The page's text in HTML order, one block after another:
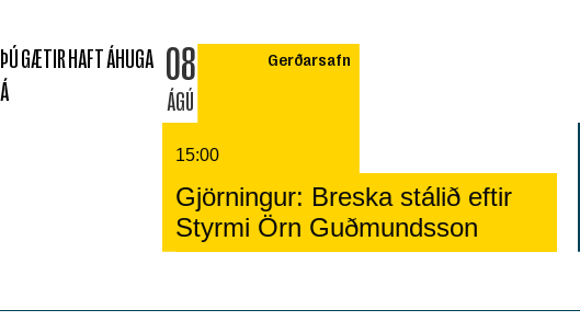
ÞÚ GÆTIR HAFT ÁHUGA
Á
08
ÁGÚ
Gerðarsafn
15:00
Gjörningur: Breska stálið eftir
Styrmi Örn Guðmundsson